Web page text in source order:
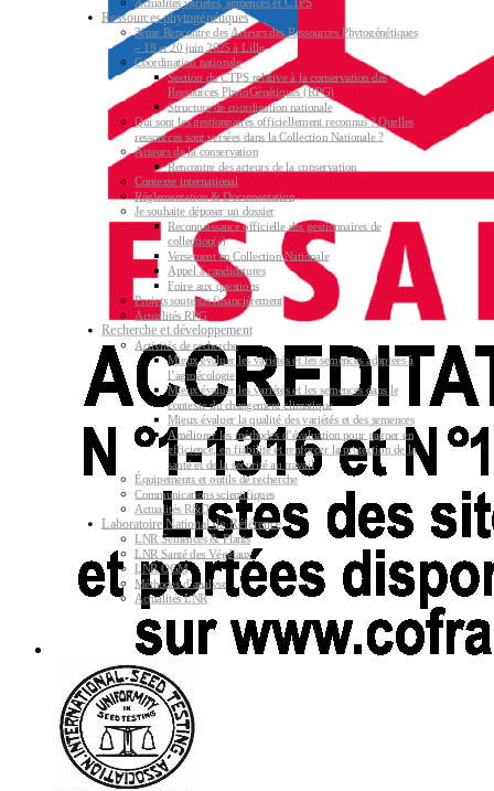
Actualités variétés, semences et CTPS
Ressources phytogénétiques
3ème Rencontre des Acteurs des Ressources Phytogénétiques
– 19 et 20 juin 2025 à Lille
Coordination nationale
Section du CTPS relative à la conservation des
Ressources PhytoGénétiques (RPG)
Structure de coordination nationale
Qui sont les gestionnaires officiellement reconnus ? Quelles
ressources sont versées dans la Collection Nationale ?
Acteurs de la conservation
Rencontre des acteurs de la conservation
Contexte international
Réglementation & Documentation
Je souhaite déposer un dossier
Reconnaissance officielle des gestionnaires de
collection(s)
Versement en Collection Nationale
Appel à candidatures
Foire aux questions
Projets soutenus financièrement
Actualités RPG
Recherche et développement
Activités de recherche
Mieux évaluer les variétés et les semences adaptées à
l’agroécologie
Mieux évaluer les variétés et les semences dans le
contexte du changement climatique
Mieux évaluer la qualité des variétés et des semences
Améliorer les méthodes d’évaluation pour gagner en
efficience, en fiabilité et renforcer la protection de la
santé et de la sécurité au travail
Équipements et outils de recherche
Communications scientifiques
Actualités R&D
Laboratoire National de Référence
LNR Semences & Plants
LNR Santé des Végétaux
LNR OGM
Méthodes d’analyse
Actualités LNR